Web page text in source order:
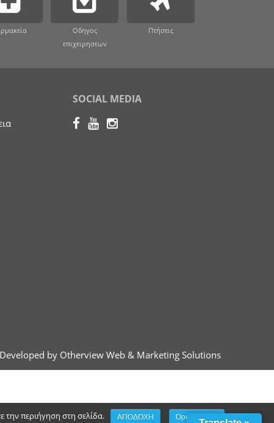
Οδηγος
επιχειρησεων
Πτήσεις
SOCIAL MEDIA
by Otherview Web & Marketing Solutions
την περιήγηση στη σελίδα. ΑΠΟΔΟΧΗ Όροι χρήσης